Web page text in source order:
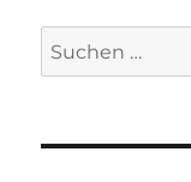
Suchen
nach: